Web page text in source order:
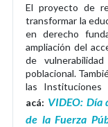
El proyecto de
transformar la
en derecho
ampliación del
de
poblacional.
las Instituciones
acá: VIDEO: Día
de la Fuerza